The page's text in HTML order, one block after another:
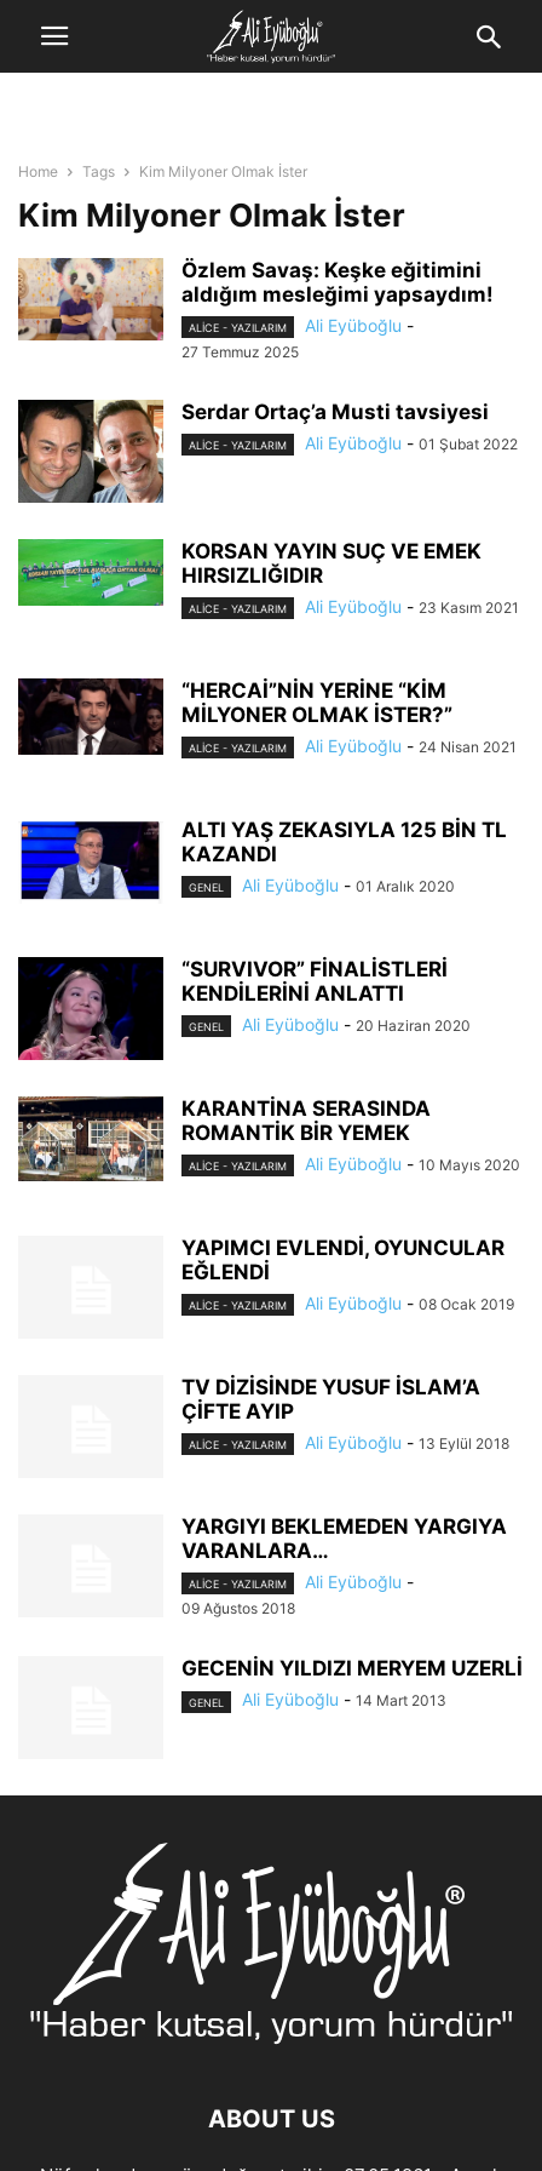
Home Tags Kim Milyoner Olmak İster
Kim Milyoner Olmak İster
Özlem Savaş: Keşke eğitimini
aldığım mesleğimi yapsaydım!
ALİCE - YAZILARIM Ali Eyüboğlu -
27 Temmuz 2025
Serdar Ortaç’a Musti tavsiyesi
ALİCE - YAZILARIM Ali Eyüboğlu - 01 Şubat 2022
KORSAN YAYIN SUÇ VE EMEK
HIRSIZLIĞIDIR
ALİCE - YAZILARIM Ali Eyüboğlu - 23 Kasım 2021
“HERCAİ”NİN YERİNE “KİM
MİLYONER OLMAK İSTER?”
ALİCE - YAZILARIM Ali Eyüboğlu - 24 Nisan 2021
ALTI YAŞ ZEKASIYLA 125 BİN TL
KAZANDI
GENEL Ali Eyüboğlu - 01 Aralık 2020
“SURVIVOR” FİNALİSTLERİ
KENDİLERİNİ ANLATTI
GENEL Ali Eyüboğlu - 20 Haziran 2020
KARANTİNA SERASINDA
ROMANTİK BİR YEMEK
ALİCE - YAZILARIM Ali Eyüboğlu - 10 Mayıs 2020
YAPIMCI EVLENDİ, OYUNCULAR
EĞLENDİ
ALİCE - YAZILARIM Ali Eyüboğlu - 08 Ocak 2019
TV DİZİSİNDE YUSUF İSLAM’A
ÇİFTE AYIP
ALİCE - YAZILARIM Ali Eyüboğlu - 13 Eylül 2018
YARGIYI BEKLEMEDEN YARGIYA
VARANLARA…
ALİCE - YAZILARIM Ali Eyüboğlu -
09 Ağustos 2018
GECENİN YILDIZI MERYEM UZERLİ
GENEL Ali Eyüboğlu - 14 Mart 2013
ABOUT US